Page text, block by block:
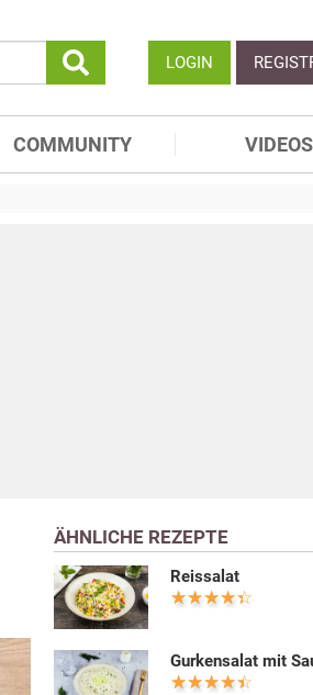
LOGIN
COMMUNITY VIDEOS
ÄHNLICHE REZEPTE
Reissalat
Gurkensalat mit